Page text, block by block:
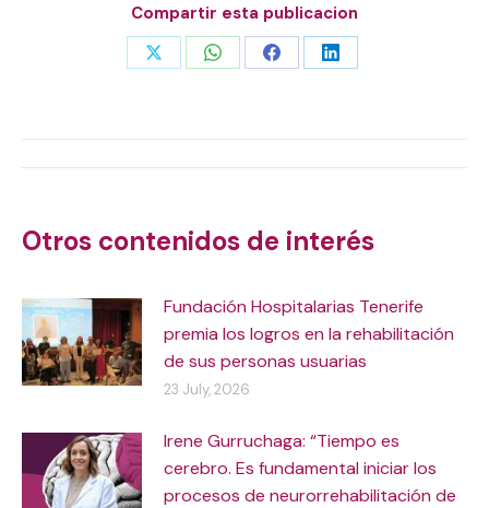
Compartir esta publicacion
Share Share Share Share
Otros contenidos de interés
Fundación Hospitalarias Tenerife
premia los logros en la rehabilitación
de sus personas usuarias
23 July, 2026
Irene Gurruchaga: “Tiempo es
cerebro. Es fundamental iniciar los
procesos de neurorrehabilitación de